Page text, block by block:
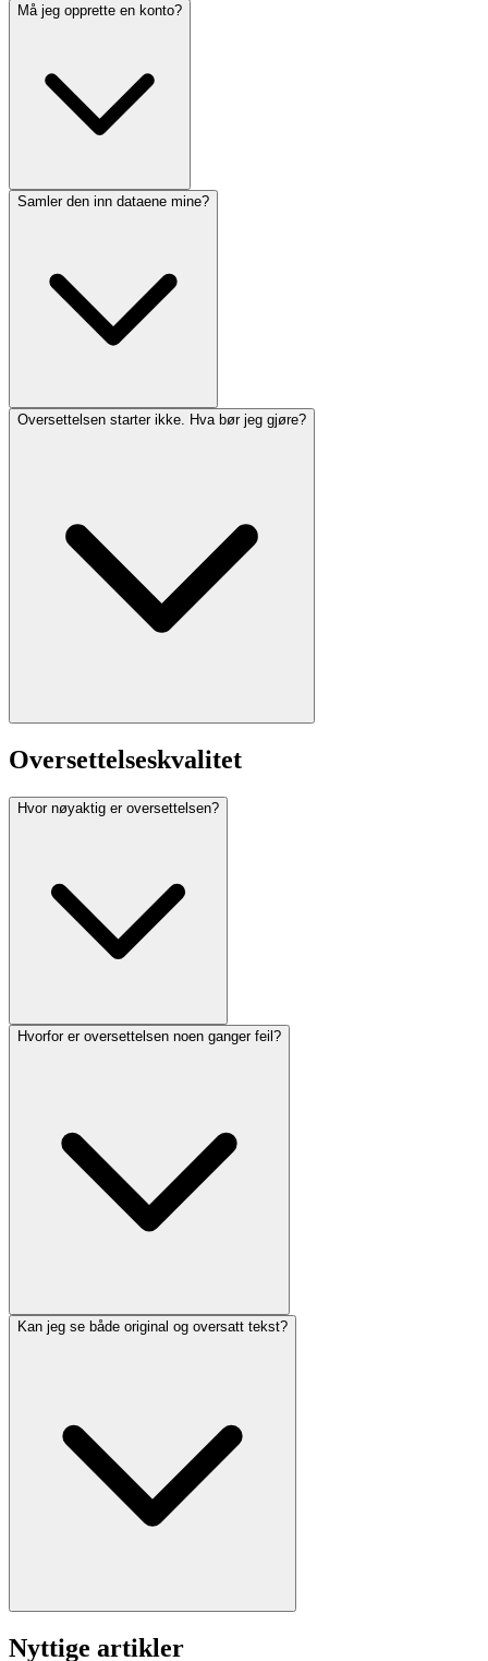
Må jeg opprette en konto?
Samler den inn dataene mine?
Oversettelsen starter ikke. Hva bør jeg gjøre?
Oversettelseskvalitet
Hvor nøyaktig er oversettelsen?
Hvorfor er oversettelsen noen ganger feil?
Kan jeg se både original og oversatt tekst?
Nyttige artikler